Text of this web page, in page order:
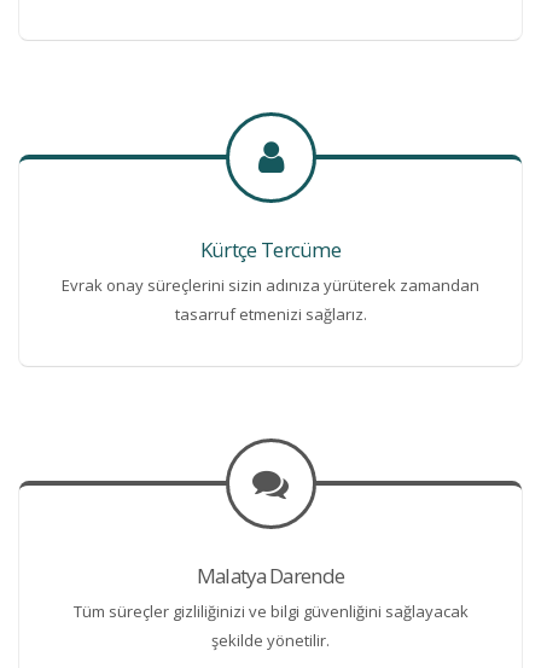
Kürtçe Tercüme
Evrak onay süreçlerini sizin adınıza yürüterek zamandan
tasarruf etmenizi sağlarız.
Malatya Darende
Tüm süreçler gizliliğinizi ve bilgi güvenliğini sağlayacak
şekilde yönetilir.